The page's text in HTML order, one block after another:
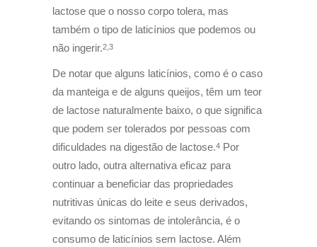
lactose que o nosso corpo tolera, mas
também o tipo de laticínios que podemos ou
não ingerir.2,3
De notar que alguns laticínios, como é o caso
da manteiga e de alguns queijos, têm um teor
de lactose naturalmente baixo, o que significa
que podem ser tolerados por pessoas com
dificuldades na digestão de lactose.4 Por
outro lado, outra alternativa eficaz para
continuar a beneficiar das propriedades
nutritivas únicas do leite e seus derivados,
evitando os sintomas de intolerância, é o
consumo de laticínios sem lactose. Além